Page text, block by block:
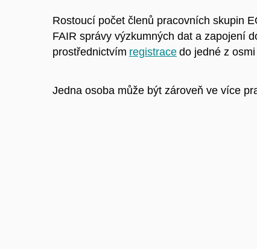
Rostoucí počet členů pracovních skupin
FAIR správy výzkumných dat a zapojení
prostřednictvím registrace do jedné z
Jedna osoba může být zároveň ve více